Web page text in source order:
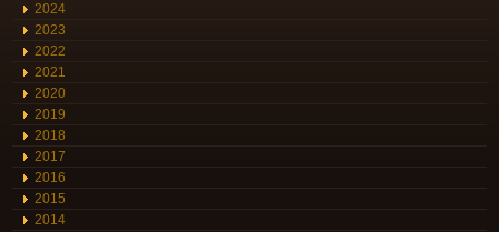
2024
2023
2022
2021
2020
2019
2018
2017
2016
2015
2014